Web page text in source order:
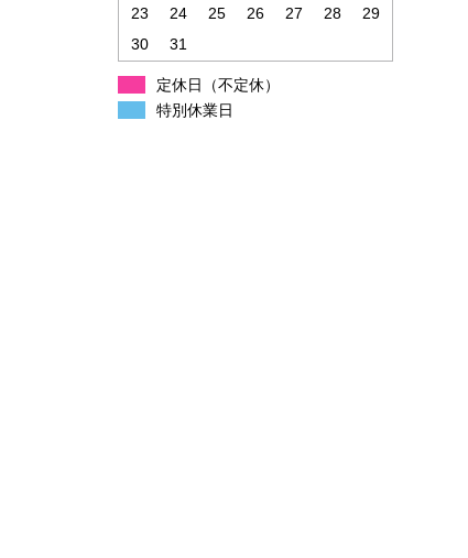
23
24 25 26 27 28
29
30
31
定休日（不定休）
特別休業日